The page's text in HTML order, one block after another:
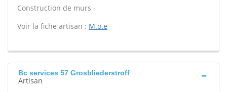
Construction de murs -
Voir la fiche artisan : M.o.e
Bc services 57 Grosbliederstroff
Artisan